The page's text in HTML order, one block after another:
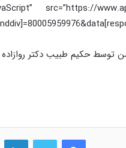
src=”https://
توسط حکیم طبیب دکتر روازاده
فیس بوک